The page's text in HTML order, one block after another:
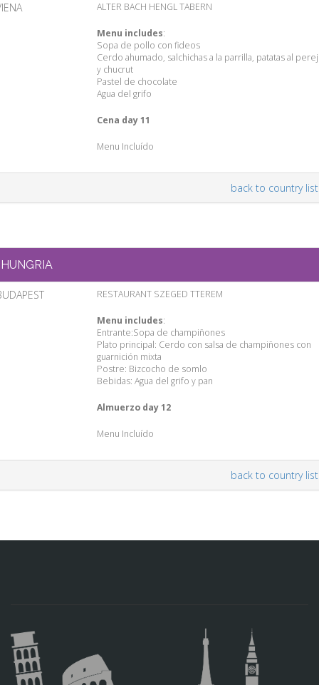
ALTER BACH HENGL TABERN
Menu includes:
Sopa de pollo con fideos
Cerdo ahumado, salchichas a la parrilla, patatas al
y chucrut
Pastel de chocolate
Agua del grifo
Cena day 11
Menu Incluído
back to country list
HUNGRIA
RESTAURANT SZEGED TTEREM
Menu includes:
Entrante:Sopa de champiñones
Plato principal: Cerdo con salsa de champiñones con
guarnición mixta
Postre: Bizcocho de somlo
Bebidas: Agua del grifo y pan
Almuerzo day 12
Menu Incluído
back to country list